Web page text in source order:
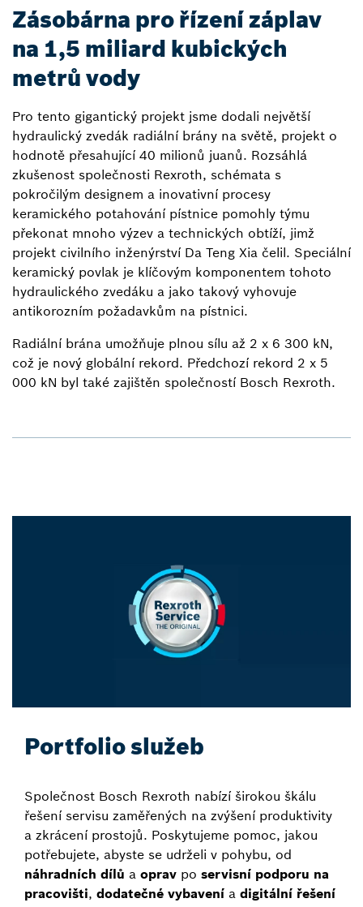
Zásobárna pro řízení záplav
na 1,5 miliard kubických
metrů vody
Pro tento gigantický projekt jsme dodali největší
hydraulický zvedák radiální brány na světě, projekt o
hodnotě přesahující 40 milionů juanů. Rozsáhlá
zkušenost společnosti Rexroth, schémata s
pokročilým designem a inovativní procesy
keramického potahování pístnice pomohly týmu
překonat mnoho výzev a technických obtíží, jimž
projekt civilního inženýrství Da Teng Xia čelil. Speciální
keramický povlak je klíčovým komponentem tohoto
hydraulického zvedáku a jako takový vyhovuje
antikorozním požadavkům na pístnici.
Radiální brána umožňuje plnou sílu až 2 x 6 300 kN,
což je nový globální rekord. Předchozí rekord 2 x 5
000 kN byl také zajištěn společností Bosch Rexroth.
Portfolio služeb
Společnost Bosch Rexroth nabízí širokou škálu
řešení servisu zaměřených na zvýšení produktivity
a zkrácení prostojů. Poskytujeme pomoc, jakou
potřebujete, abyste se udrželi v pohybu, od
náhradních dílů a oprav po servisní podporu na
pracovišti, dodatečné vybavení a digitální řešení